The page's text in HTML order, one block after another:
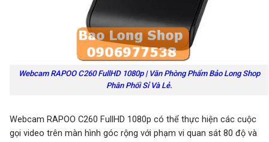
Webcam RAPOO C260 FullHD 1080p | Văn Phòng Phẩm Bảo Long Shop
Phân Phối Sỉ Và Lẻ.
Webcam RAPOO C260 FullHD 1080p có thể thực hiện các cuộc
gọi video trên màn hình góc rộng với phạm vi quan sát 80 độ và